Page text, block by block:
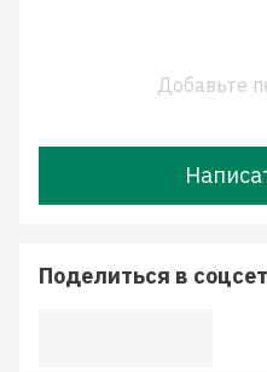
Добавьте
Поделиться в